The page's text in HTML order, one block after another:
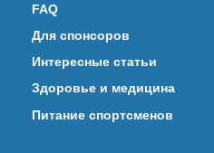
FAQ
Для спонсоров
Интересные статьи
Здоровье и медицина
Питание спортсменов